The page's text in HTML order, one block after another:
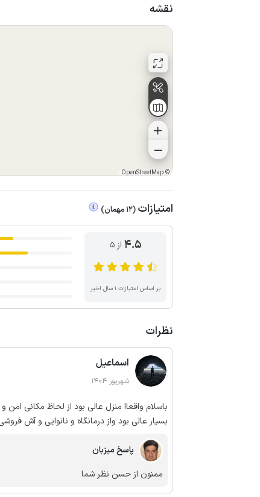
نقشه
©
OpenStreetMap
امتیازات (
12 مهمان)
4.5 از ۵
بر اساس امتیازات ۱ سال اخیر
نظرات
اسماعیل
شهریور 1404
باسلام واقعاا منزل عالی بود از لحاظ مکانی
پاسخ میزبان
ممنون از حسن نظر شما